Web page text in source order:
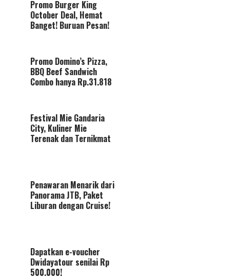
Promo Burger King
October Deal, Hemat
Banget! Buruan Pesan!
Promo Domino’s Pizza,
BBQ Beef Sandwich
Combo hanya Rp.31.818
Festival Mie Gandaria
City, Kuliner Mie
Terenak dan Ternikmat
Penawaran Menarik dari
Panorama JTB, Paket
Liburan dengan Cruise!
Dapatkan e-voucher
Dwidayatour senilai Rp
500.000!